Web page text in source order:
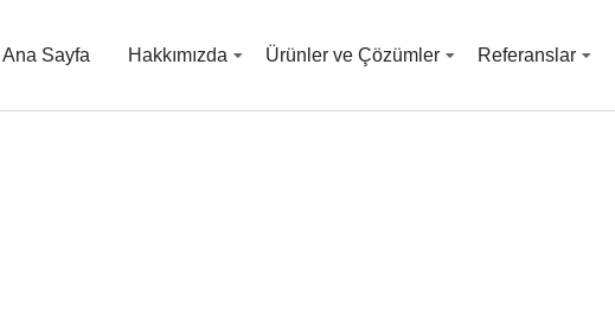
Ana Sayfa Hakkımızda Ürünler ve Çözümler Referanslar